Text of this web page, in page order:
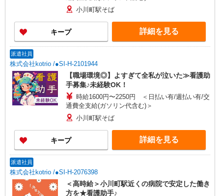
小川町駅そば
キープ 詳細を見る
派遣社員
株式会社kotrio /●SI-H-2101944
【職場環境◎】よすぎて全私が泣いた≫看護助
手募集♪未経験OK！
時給1600円〜2250円 ＜日払い有/週払い有/交
通費全支給(ガソリン代含む)＞
小川町駅そば
キープ 詳細を見る
派遣社員
株式会社kotrio /●SI-H-2076398
＜高時給＞小川町駅近くの病院で安定した働き
方を★看護助手♪